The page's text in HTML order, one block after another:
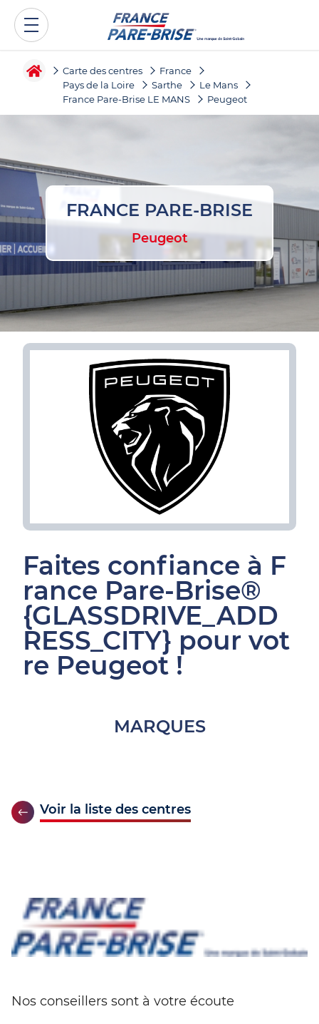
Carte des centres
France
Pays de la Loire
Sarthe
Le Mans
France Pare-Brise LE MANS
Peugeot
FRANCE PARE-BRISE
Peugeot
Faites confiance à F
rance Pare-Brise®
{GLASSDRIVE_ADD
RESS_CITY} pour vot
re Peugeot !
MARQUES
Voir la liste des centres
Nos conseillers sont à votre écoute